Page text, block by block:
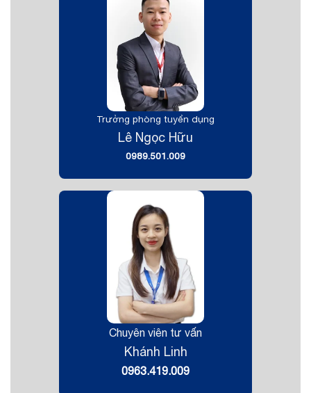
Trưởng phòng tuyển dụng
Lê Ngọc Hữu
0989.501.009
Chuyên viên tư vấn
Khánh Linh
0963.419.009